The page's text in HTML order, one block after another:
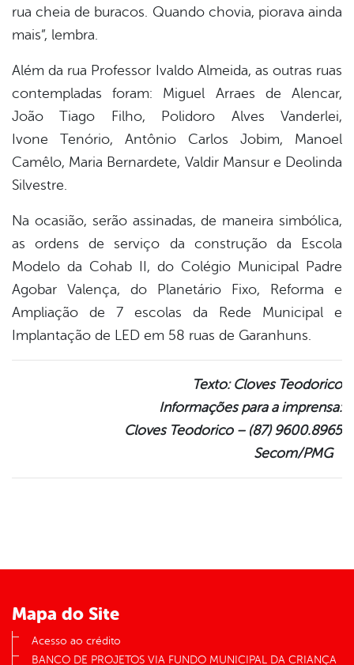
rua cheia de buracos. Quando chovia, piorava ainda
mais”, lembra.
Além da rua Professor Ivaldo Almeida, as outras ruas
contempladas foram: Miguel Arraes de Alencar,
João Tiago Filho, Polidoro Alves Vanderlei,
Ivone Tenório, Antônio Carlos Jobim, Manoel
Camêlo, Maria Bernardete, Valdir Mansur e Deolinda
Silvestre.
Na ocasião, serão assinadas, de maneira simbólica,
as ordens de serviço da construção da Escola
Modelo da Cohab II, do Colégio Municipal Padre
Agobar Valença, do Planetário Fixo, Reforma e
Ampliação de 7 escolas da Rede Municipal e
Implantação de LED em 58 ruas de Garanhuns.
Texto: Cloves Teodorico
Informações para a imprensa:
Cloves Teodorico – (87) 9600.8965
Secom/PMG
Mapa do Site
Acesso ao crédito
BANCO DE PROJETOS VIA FUNDO MUNICIPAL DA CRIANÇA